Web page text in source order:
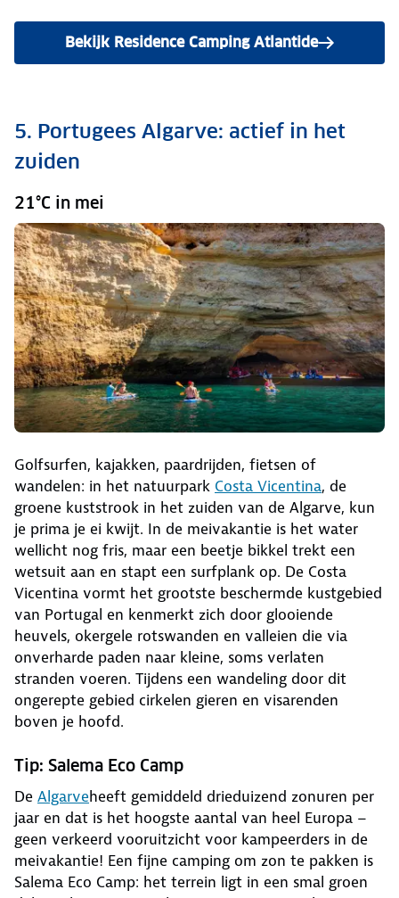
Bekijk Residence Camping Atlantide
5. Portugees Algarve: actief in het
zuiden
21°C in mei
Golfsurfen, kajakken, paardrijden, fietsen of
wandelen: in het natuurpark Costa Vicentina, de
groene kuststrook in het zuiden van de Algarve, kun
je prima je ei kwijt. In de meivakantie is het water
wellicht nog fris, maar een beetje bikkel trekt een
wetsuit aan en stapt een surfplank op. De Costa
Vicentina vormt het grootste beschermde kustgebied
van Portugal en kenmerkt zich door glooiende
heuvels, okergele rotswanden en valleien die via
onverharde paden naar kleine, soms verlaten
stranden voeren. Tijdens een wandeling door dit
ongerepte gebied cirkelen gieren en visarenden
boven je hoofd.
Tip: Salema Eco Camp
De Algarveheeft gemiddeld drieduizend zonuren per
jaar en dat is het hoogste aantal van heel Europa –
geen verkeerd vooruitzicht voor kampeerders in de
meivakantie! Een fijne camping om zon te pakken is
Salema Eco Camp: het terrein ligt in een smal groen